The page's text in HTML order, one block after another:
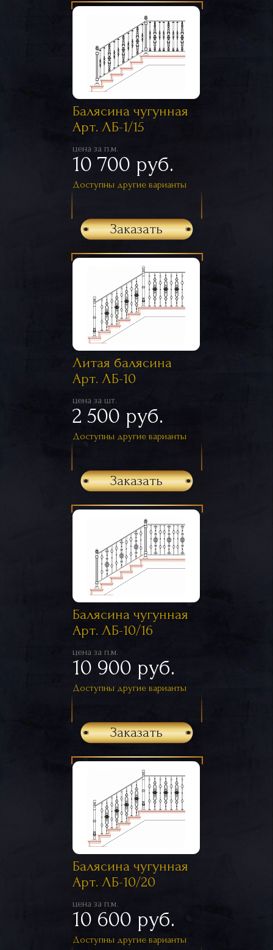
Балясина чугунная
Арт. ЛБ-1/15
цена за п.м.
10 700 руб.
Доступны другие варианты
Заказать
Литая балясина
Арт. ЛБ-10
цена за шт.
2 500 руб.
Доступны другие варианты
Заказать
Балясина чугунная
Арт. ЛБ-10/16
цена за п.м.
10 900 руб.
Доступны другие варианты
Заказать
Балясина чугунная
Арт. ЛБ-10/20
цена за п.м.
10 600 руб.
Доступны другие варианты